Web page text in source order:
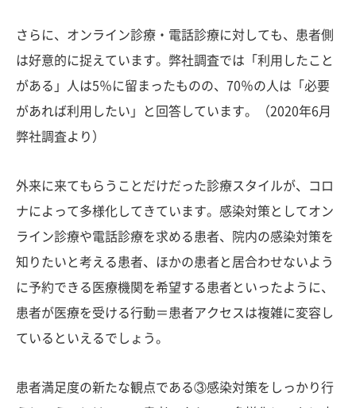
さらに、オンライン診療・電話診療に対しても、患者側
は好意的に捉えています。弊社調査では「利用したこと
がある」人は5％に留まったものの、70％の人は「必要
があれば利用したい」と回答しています。（2020年6月
弊社調査より）
外来に来てもらうことだけだった診療スタイルが、コロ
ナによって多様化してきています。感染対策としてオン
ライン診療や電話診療を求める患者、院内の感染対策を
知りたいと考える患者、ほかの患者と居合わせないよう
に予約できる医療機関を希望する患者といったように、
患者が医療を受ける行動＝患者アクセスは複雑に変容し
ているといえるでしょう。
患者満足度の新たな観点である③感染対策をしっかり行